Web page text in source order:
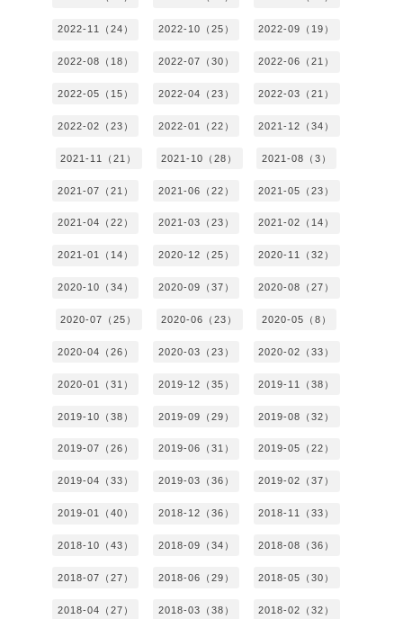
2022-11（24） 2022-10（25） 2022-09（19）
2022-08（18） 2022-07（30） 2022-06（21）
2022-05（15） 2022-04（23） 2022-03（21）
2022-02（23） 2022-01（22） 2021-12（34）
2021-11（21） 2021-10（28） 2021-08（3）
2021-07（21） 2021-06（22） 2021-05（23）
2021-04（22） 2021-03（23） 2021-02（14）
2021-01（14） 2020-12（25） 2020-11（32）
2020-10（34） 2020-09（37） 2020-08（27）
2020-07（25） 2020-06（23） 2020-05（8）
2020-04（26） 2020-03（23） 2020-02（33）
2020-01（31） 2019-12（35） 2019-11（38）
2019-10（38） 2019-09（29） 2019-08（32）
2019-07（26） 2019-06（31） 2019-05（22）
2019-04（33） 2019-03（36） 2019-02（37）
2019-01（40） 2018-12（36） 2018-11（33）
2018-10（43） 2018-09（34） 2018-08（36）
2018-07（27） 2018-06（29） 2018-05（30）
2018-04（27） 2018-03（38） 2018-02（32）